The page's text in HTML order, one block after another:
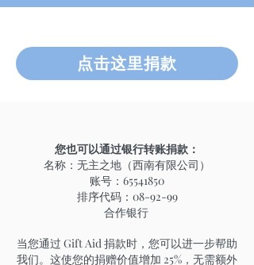
点击这里捐款
您也可以通过银行转账捐款：
名称：无主之地（西南有限公司）
账号：65541850
排序代码：08-92-99
合作银行
当您通过 Gift Aid 捐款时，您可以进一步帮助
我们。这使您的捐赠价值增加 25%，无需额外